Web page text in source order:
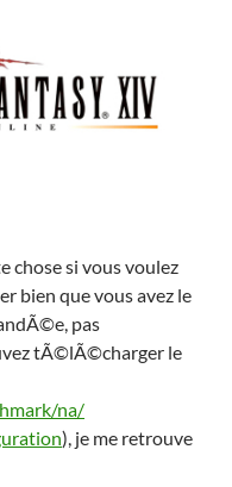
si vous voulez
bien que vous avez le
pas
tÃ©lÃ©charger le
na/
), je me retrouve